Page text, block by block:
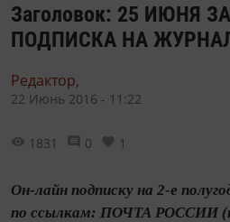
Заголовок: 25 ИЮНЯ
ПОДПИСКА НА
Редактор,
22 Июнь 2016 - 11:22
1831 0 1
Он-лайн подписку на 2-е
по ссылкам: ПОЧТА РОССИИ